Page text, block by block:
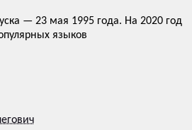
— 23 мая 1995 года. На 2020 год
языков